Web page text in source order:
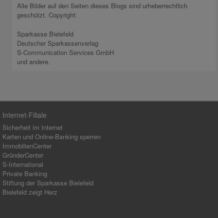
Alle Bilder auf den Seiten dieses Blogs sind urheberrechtlich
geschützt. Copyright:
Sparkasse Bielefeld
Deutscher Sparkassenverlag
S-Communication Services GmbH
und andere.
Internet-Filiale
Sicherheit im Internet
Karten und Online-Banking sperren
ImmobilienCenter
GründerCenter
S-International
Private Banking
Stiftung der Sparkasse Bielefeld
Bielefeld zeigt Herz